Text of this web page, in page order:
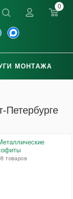
0
МОНТАЖА
Петербурге
товаров